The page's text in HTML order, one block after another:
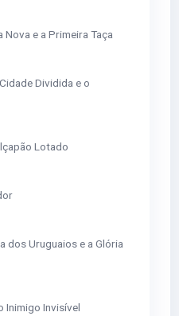
TORRES
Nova e a Primeira Taça
Dividida e o
Lotado
dos Uruguaios e a Glória
Inimigo Invisível